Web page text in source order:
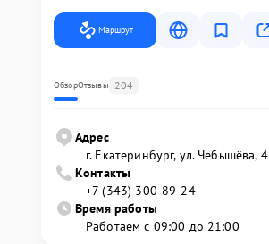
Маршрут
ОбзорОтзывы 204
Адрес
г. Екатеринбург, ул. Чебышёва, 4
Контакты
+7 (343) 300-89-24
Время работы
Работаем с 09:00 до 21:00